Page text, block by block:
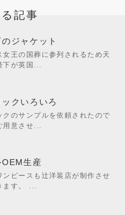
記事
ジャケット
女王の国葬に参列されるため天
下が英国...
ックいろいろ
クのサンプルを依頼されたので
用意させ...
生産
ンピースも辻洋装店が制作させ
ます。 ...